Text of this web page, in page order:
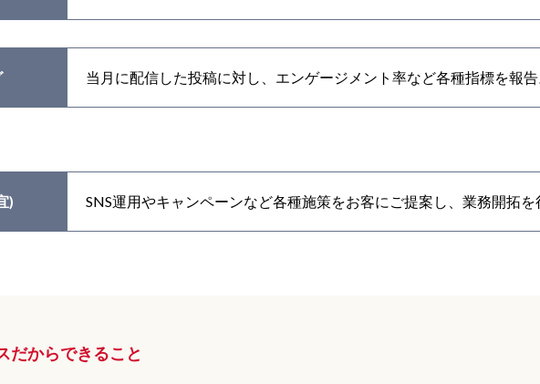
当月に配信した投稿に対し、エンゲージメント率など各種指標を報告
) SNS運用やキャンペーンなど各種施策をお客にご提案し、業務開拓を
だからできること